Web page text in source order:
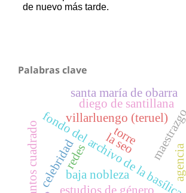
Palabras clave
fondo del archivo de la
villarluengo (teruel)maestrazgo
torre
baja nobleza agencia
celebridad
estudios de género
redes
diego de santillana
santos cuadrado
santa maría de obarra
la seo